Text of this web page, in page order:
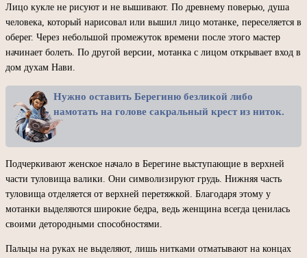
Лицо кукле не рисуют и не вышивают. По древнему поверью, душа
человека, который нарисовал или вышил лицо мотанке, переселяется в
оберег. Через небольшой промежуток времени после этого мастер
начинает болеть. По другой версии, мотанка с лицом открывает вход в
дом духам Нави.
Нужно оставить Берегиню безликой либо
намотать на голове сакральный крест из ниток.
Подчеркивают женское начало в Берегине выступающие в верхней
части туловища валики. Они символизируют грудь. Нижняя часть
туловища отделяется от верхней перетяжкой. Благодаря этому у
мотанки выделяются широкие бедра, ведь женщина всегда ценилась
своими детородными способностями.
Пальцы на руках не выделяют, лишь нитками отматывают на концах